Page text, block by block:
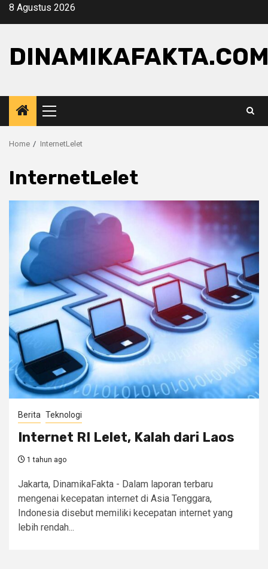
Skip8 Agustus 2026
Primary
Menu
Home InternetLelet
InternetLelet
Berita Teknologi
Internet RI Lelet, Kalah dari Laos
1 tahun ago
Jakarta, DinamikaFakta - Dalam laporan terbaru
mengenai kecepatan internet di Asia Tenggara,
Indonesia disebut memiliki kecepatan internet yang
lebih rendah...